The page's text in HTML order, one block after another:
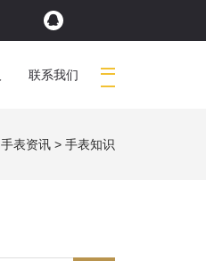
联系我们
手表资讯 > 手表知识